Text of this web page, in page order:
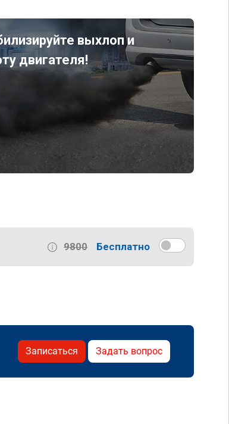
выхлоп и
двигателя!
9800 Бесплатно
Записаться Задать вопрос